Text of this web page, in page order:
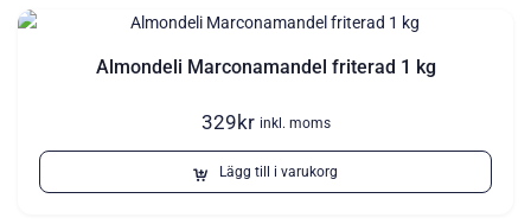
Almondeli Marconamandel friterad 1 kg
329kr inkl. moms
Lägg till i varukorg